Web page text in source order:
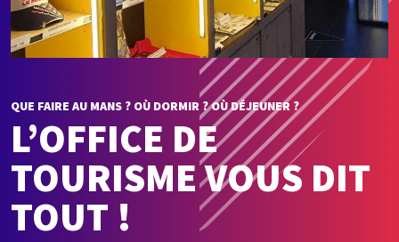
QUE FAIRE AU MANS ? OÙ DORMIR ? OÙ DÉJEUNER ?
L’OFFICE DE
TOURISME VOUS DIT
TOUT !